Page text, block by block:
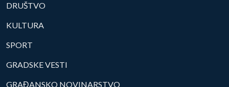
DRUŠTVO
KULTURA
SPORT
GRADSKE VESTI
GRAĐANSKO NOVINARSTVO